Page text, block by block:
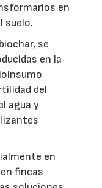
en
suelo.
se
en la
del
agua y
en
fincas